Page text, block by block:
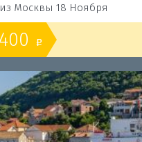
Москвы 18 Ноября
o